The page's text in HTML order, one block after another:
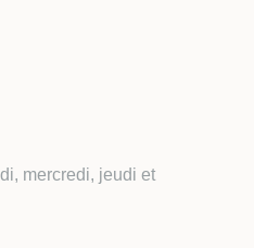
mercredi, jeudi et